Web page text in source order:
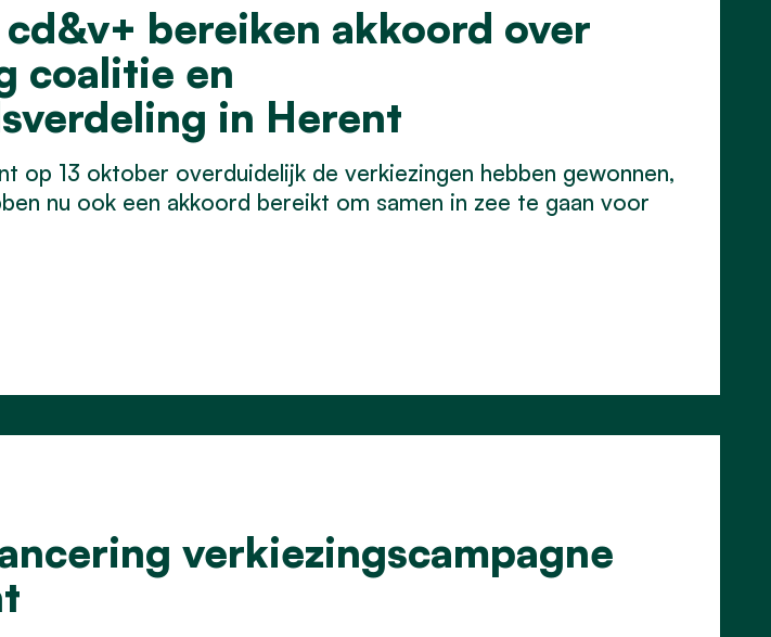
bereiken akkoord over
coalitie en
in Herent
op 13 oktober overduidelijk de verkiezingen hebben gewonnen,
nu ook een akkoord bereikt om samen in zee te gaan voor
verkiezingscampagne